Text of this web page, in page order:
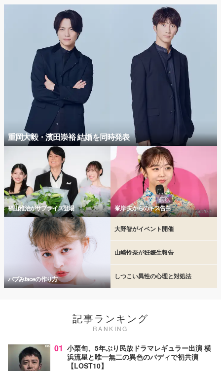
重岡大毅・濱田崇裕 結婚を同時発表
福山雅治がサプライズ登場 峯岸 夫からのキス告白
バブみfaceの作り方
大野智がイベント開催
山崎怜奈が妊娠生報告
しつこい異性の心理と対処法
記事ランキング
RANKING
01 小栗旬、5年ぶり民放ドラマレギュラー出演 横
浜流星と唯一無二の異色のバディで初共演
【LOST10】